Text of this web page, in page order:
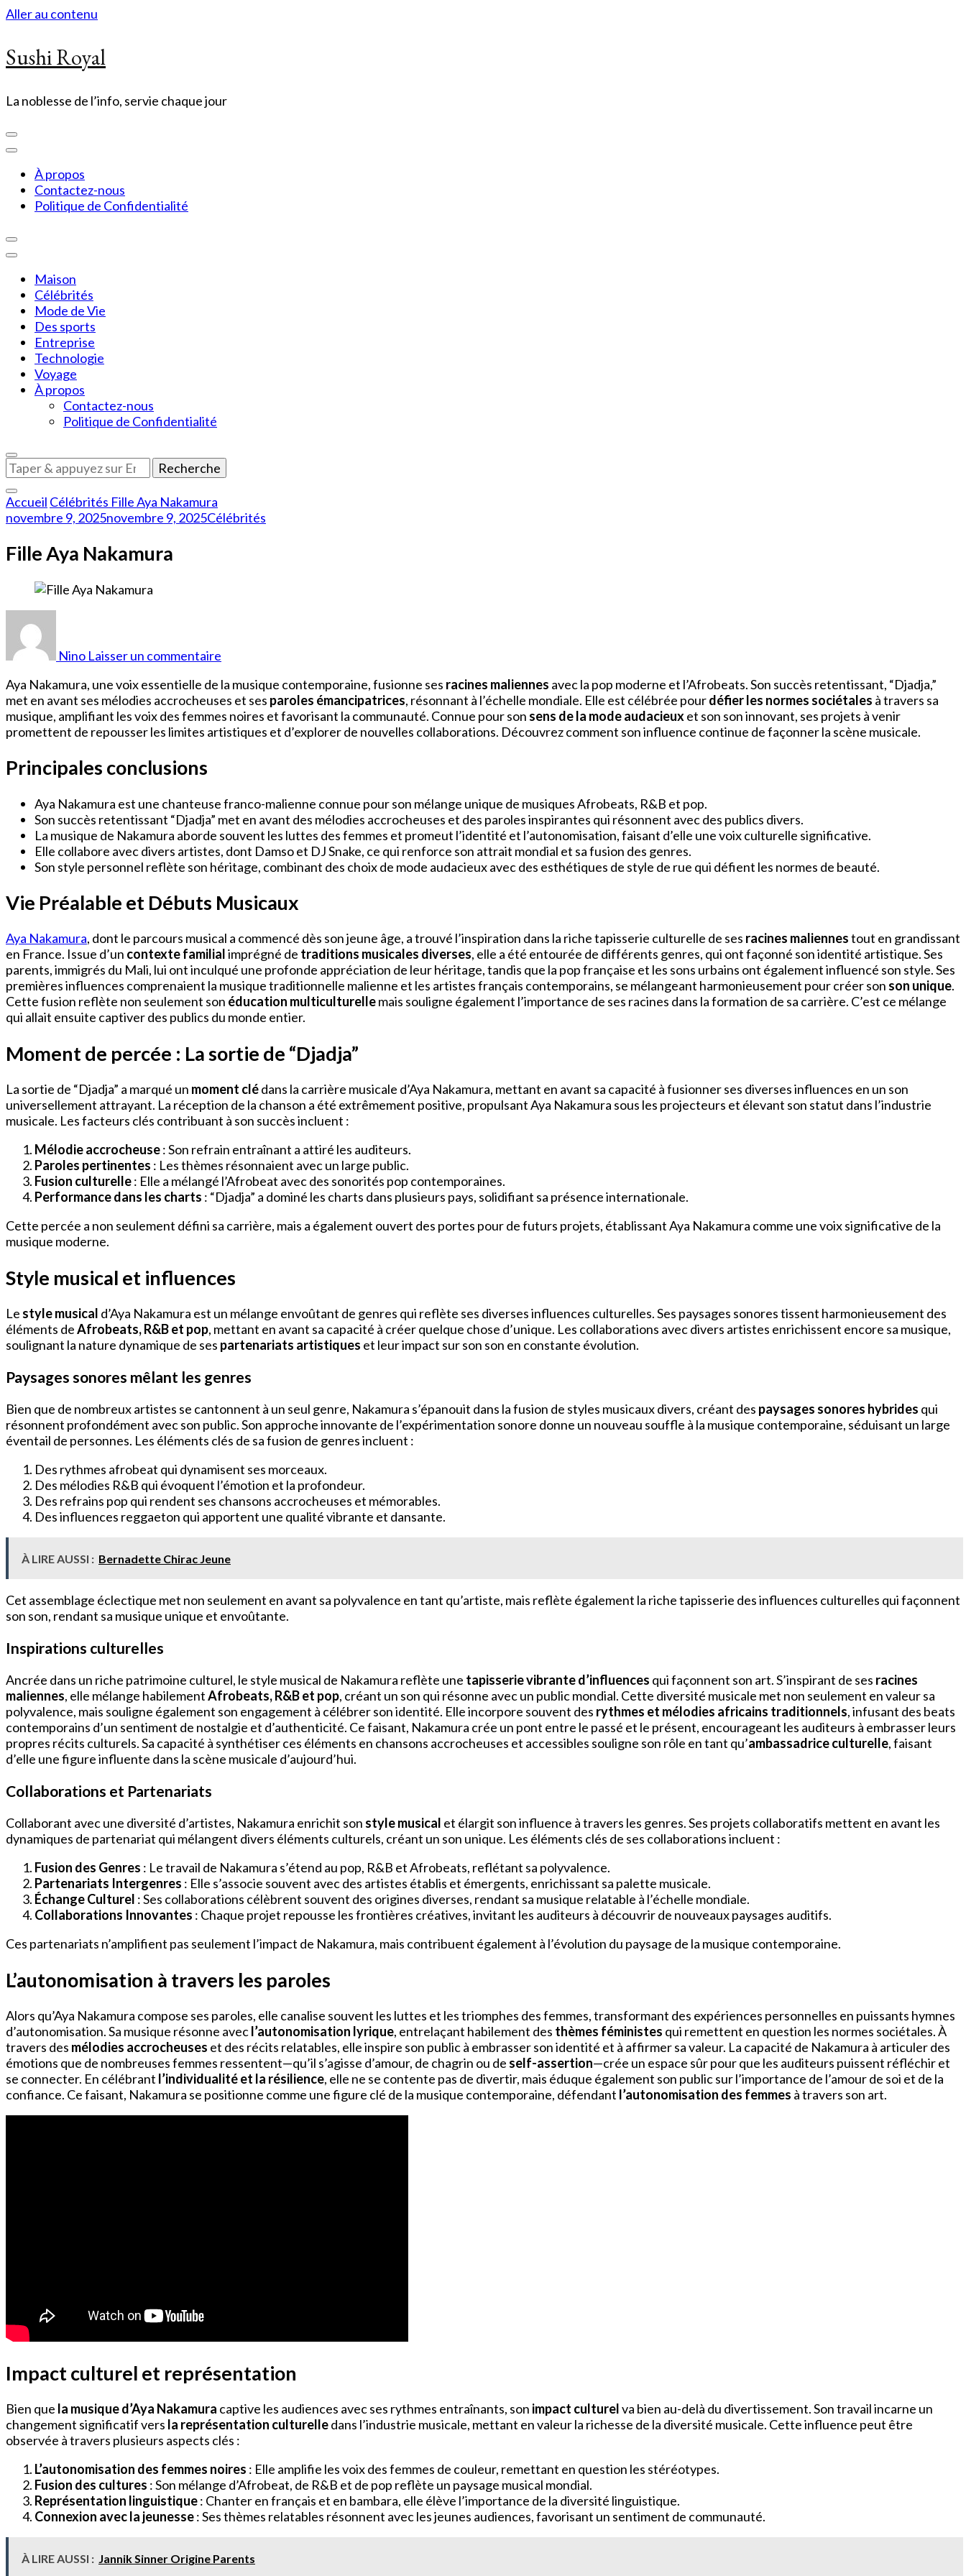
Aller au contenu
Sushi Royal
La noblesse de l’info, servie chaque jour
À propos
Contactez-nous
Politique de Confidentialité
Maison
Célébrités
Mode de Vie
Des sports
Entreprise
Technologie
Voyage
À propos
Contactez-nous
Politique de Confidentialité
Vous
recherchiez
quelque
chose
?
Accueil Célébrités Fille Aya Nakamura
novembre 9, 2025novembre 9, 2025Célébrités
Fille Aya Nakamura
Nino Laisser un commentaire
Nakamura
Aya Nakamura, une voix essentielle de la musique contemporaine, fusionne ses racines maliennes avec la pop moderne et l’Afrobeats. Son succès retentissant, “Djadja,”
met en avant ses mélodies accrocheuses et ses paroles émancipatrices, résonnant à l’échelle mondiale. Elle est célébrée pourdéfier les normes sociétales à travers sa
musique, amplifiant les voix des femmes noires et favorisant la communauté. Connue pour son sens de la mode audacieuxet son son innovant, ses projets à venir
promettent de repousser les limites artistiques et d’explorer de nouvelles collaborations. Découvrez comment son influence continue de façonner la scène musicale.
Principales conclusions
Aya Nakamura est une chanteuse franco-malienne connue pour son mélange unique de musiques Afrobeats, R&B et pop.
Son succès retentissant “Djadja” met en avant des mélodies accrocheuses et des paroles inspirantes qui résonnent avec des publics divers.
La musique de Nakamura aborde souvent les luttes des femmes et promeut l’identité et l’autonomisation, faisant d’elle une voix culturelle significative.
Elle collabore avec divers artistes, dont Damso et DJ Snake, ce qui renforce son attrait mondial et sa fusion des genres.
Son style personnel reflète son héritage, combinant des choix de mode audacieux avec des esthétiques de style de rue qui défient les normes de beauté.
Vie Préalable et Débuts Musicaux
Aya Nakamura, dont le parcours musical a commencé dès son jeune âge, a trouvé l’inspiration dans la riche tapisserie culturelle de ses racines maliennestout en grandissant
en France. Issue d’un contexte familialimprégné de traditions musicales diverses, elle a été entourée de différents genres, qui ont façonné son identité artistique. Ses
parents, immigrés du Mali, lui ont inculqué une profonde appréciation de leur héritage, tandis que la pop française et les sons urbains ont également influencé son style. Ses
premières influences comprenaient la musique traditionnelle malienne et les artistes français contemporains, se mélangeant harmonieusement pour créer son son unique.
Cette fusion reflète non seulement son éducation multiculturellemais souligne également l’importance de ses racines dans la formation de sa carrière. C’est ce mélange
qui allait ensuite captiver des publics du monde entier.
Moment de percée : La sortie de “Djadja”
La sortie de “Djadja” a marqué un moment clédans la carrière musicale d’Aya Nakamura, mettant en avant sa capacité à fusionner ses diverses influences en un son
universellement attrayant. La réception de la chanson a été extrêmement positive, propulsant Aya Nakamura sous les projecteurs et élevant son statut dans l’industrie
musicale. Les facteurs clés contribuant à son succès incluent :
Mélodie accrocheuse: Son refrain entraînant a attiré les auditeurs.
Paroles pertinentes : Les thèmes résonnaient avec un large public.
Fusion culturelle: Elle a mélangé l’Afrobeat avec des sonorités pop contemporaines.
Performance dans les charts : “Djadja” a dominé les charts dans plusieurs pays, solidifiant sa présence internationale.
Cette percée a non seulement défini sa carrière, mais a également ouvert des portes pour de futurs projets, établissant Aya Nakamura comme une voix significative de la
musique moderne.
Style musical et influences
Le style musical d’Aya Nakamura est un mélange envoûtant de genres qui reflète ses diverses influences culturelles. Ses paysages sonores tissent harmonieusement des
éléments deAfrobeats, R&B et pop, mettant en avant sa capacité à créer quelque chose d’unique. Les collaborations avec divers artistes enrichissent encore sa musique,
soulignant la nature dynamique de ses partenariats artistiques et leur impact sur son son en constante évolution.
Paysages sonores mêlant les genres
Bien que de nombreux artistes se cantonnent à un seul genre, Nakamura s’épanouit dans la fusion de styles musicaux divers, créant des paysages sonores hybrides qui
résonnent profondément avec son public. Son approche innovante de l’expérimentation sonore donne un nouveau souffle à la musique contemporaine, séduisant un large
éventail de personnes. Les éléments clés de sa fusion de genres incluent :
Des rythmes afrobeat qui dynamisent ses morceaux.
Des mélodies R&B qui évoquent l’émotion et la profondeur.
Des refrains pop qui rendent ses chansons accrocheuses et mémorables.
Des influences reggaeton qui apportent une qualité vibrante et dansante.
À LIRE AUSSI : Bernadette Chirac Jeune
Cet assemblage éclectique met non seulement en avant sa polyvalence en tant qu’artiste, mais reflète également la riche tapisserie des influences culturelles qui façonnent
son son, rendant sa musique unique et envoûtante.
Inspirations culturelles
Ancrée dans un riche patrimoine culturel, le style musical de Nakamura reflète une tapisserie vibrante d’influences qui façonnent son art. S’inspirant de ses racines
maliennes, elle mélange habilementAfrobeats, R&B et pop, créant un son qui résonne avec un public mondial. Cette diversité musicale met non seulement en valeur sa
polyvalence, mais souligne également son engagement à célébrer son identité. Elle incorpore souvent des rythmes et mélodies africains traditionnels, infusant des beats
contemporains d’un sentiment de nostalgie et d’authenticité. Ce faisant, Nakamura crée un pont entre le passé et le présent, encourageant les auditeurs à embrasser leurs
propres récits culturels. Sa capacité à synthétiser ces éléments en chansons accrocheuses et accessibles souligne son rôle en tant qu’ambassadrice culturelle, faisant
d’elle une figure influente dans la scène musicale d’aujourd’hui.
Collaborations et Partenariats
Collaborant avec une diversité d’artistes, Nakamura enrichit son style musical et élargit son influence à travers les genres. Ses projets collaboratifs mettent en avant les
dynamiques de partenariat qui mélangent divers éléments culturels, créant un son unique. Les éléments clés de ses collaborations incluent :
Fusion des Genres : Le travail de Nakamura s’étend au pop, R&B et Afrobeats, reflétant sa polyvalence.
Partenariats Intergenres : Elle s’associe souvent avec des artistes établis et émergents, enrichissant sa palette musicale.
Échange Culturel : Ses collaborations célèbrent souvent des origines diverses, rendant sa musique relatable à l’échelle mondiale.
Collaborations Innovantes : Chaque projet repousse les frontières créatives, invitant les auditeurs à découvrir de nouveaux paysages auditifs.
Ces partenariats n’amplifient pas seulement l’impact de Nakamura, mais contribuent également à l’évolution du paysage de la musique contemporaine.
L’autonomisation à travers les paroles
Alors qu’Aya Nakamura compose ses paroles, elle canalise souvent les luttes et les triomphes des femmes, transformant des expériences personnelles en puissants hymnes
d’autonomisation. Sa musique résonne avecl’autonomisation lyrique, entrelaçant habilement des thèmes féministes qui remettent en question les normes sociétales. À
travers des mélodies accrocheuses et des récits relatables, elle inspire son public à embrasser son identité et à affirmer sa valeur. La capacité de Nakamura à articuler des
émotions que de nombreuses femmes ressentent—qu’il s’agisse d’amour, de chagrin ou de self-assertion—crée un espace sûr pour que les auditeurs puissent réfléchir et
se connecter. En célébrant l’individualité et la résilience, elle ne se contente pas de divertir, mais éduque également son public sur l’importance de l’amour de soi et de la
confiance. Ce faisant, Nakamura se positionne comme une figure clé de la musique contemporaine, défendant l’autonomisation des femmes à travers son art.
Impact culturel et représentation
Bien que la musique d’Aya Nakamura captive les audiences avec ses rythmes entraînants, son impact culturelva bien au-delà du divertissement. Son travail incarne un
changement significatif vers la représentation culturelledans l’industrie musicale, mettant en valeur la richesse de la diversité musicale. Cette influence peut être
observée à travers plusieurs aspects clés :
L’autonomisation des femmes noires : Elle amplifie les voix des femmes de couleur, remettant en question les stéréotypes.
Fusion des cultures : Son mélange d’Afrobeat, de R&B et de pop reflète un paysage musical mondial.
Représentation linguistique: Chanter en français et en bambara, elle élève l’importance de la diversité linguistique.
Connexion avec la jeunesse: Ses thèmes relatables résonnent avec les jeunes audiences, favorisant un sentiment de communauté.
À LIRE AUSSI : Jannik Sinner Origine Parents